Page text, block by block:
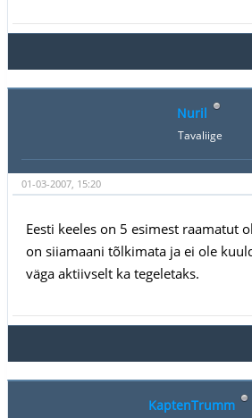
Nuril
Tavaliige
01-03-2007, 15:20
Eesti keeles on 5 esimest raamatut
on siiamaani tõlkimata ja ei ole
väga aktiivselt ka tegeletaks.
KaptenTrumm